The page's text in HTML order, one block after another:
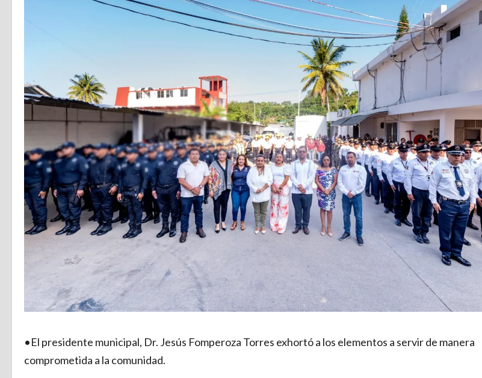
•El presidente municipal, Dr. Jesús Fomperoza Torres exhortó a los elementos a servir de manera
comprometida a la comunidad.